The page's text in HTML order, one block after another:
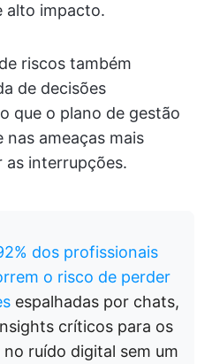
alto impacto.
riscos também
de decisões
que o plano de gestão
ameaças mais
as interrupções.
dos profissionais
o risco de perder
espalhadas por chats,
críticos para os
ruído digital sem um